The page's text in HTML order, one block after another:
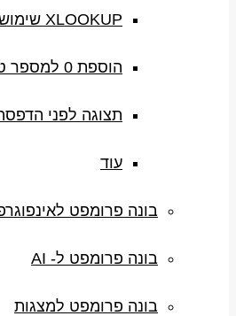
XLOOKUP שימוש בסיסי
הוספת 0 למספר טלפון עם Power Query
תצוגה לפני
עוד
בונה פרומפט
בונה פרומפט ל- AI
בונה פרומפט למצגות